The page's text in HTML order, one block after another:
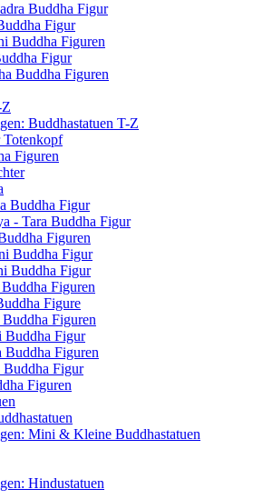
Buddha Figur
Figur
Buddha Figuren
Figur
Buddha Figuren
Buddhastatuen T-Z
Totenkopf
Figuren
Buddha Figur
- Tara Buddha Figur
Figuren
Buddha Figur
Buddha Figur
Figuren
Figure
Buddha Figuren
Buddha Figur
Buddha Figuren
Buddha Figur
Figuren
Mini & Kleine Buddhastatuen
Hindustatuen